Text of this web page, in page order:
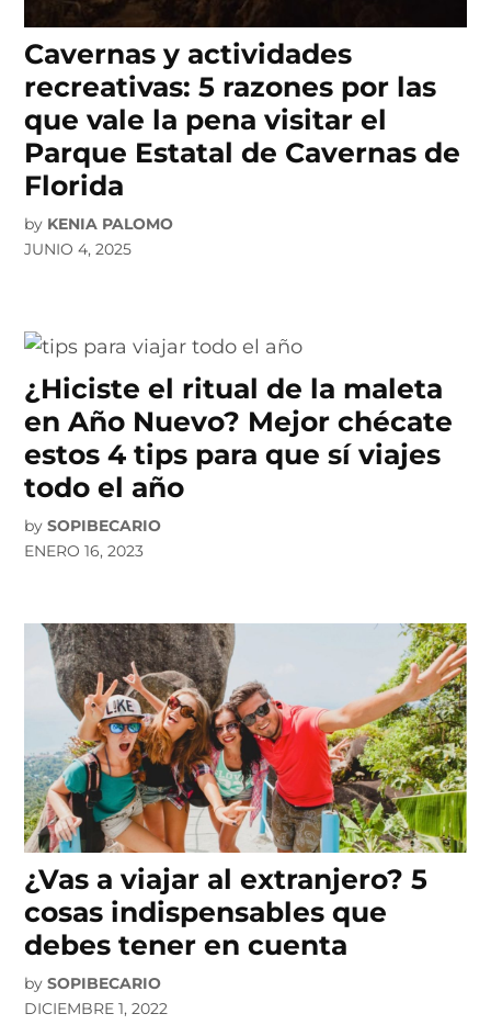
Cavernas y actividades
recreativas: 5 razones por las
que vale la pena visitar el
Parque Estatal de Cavernas de
Florida
by KENIA PALOMO
JUNIO 4, 2025
¿Hiciste el ritual de la maleta
en Año Nuevo? Mejor chécate
estos 4 tips para que sí viajes
todo el año
by SOPIBECARIO
ENERO 16, 2023
¿Vas a viajar al extranjero? 5
cosas indispensables que
debes tener en cuenta
by SOPIBECARIO
DICIEMBRE 1, 2022